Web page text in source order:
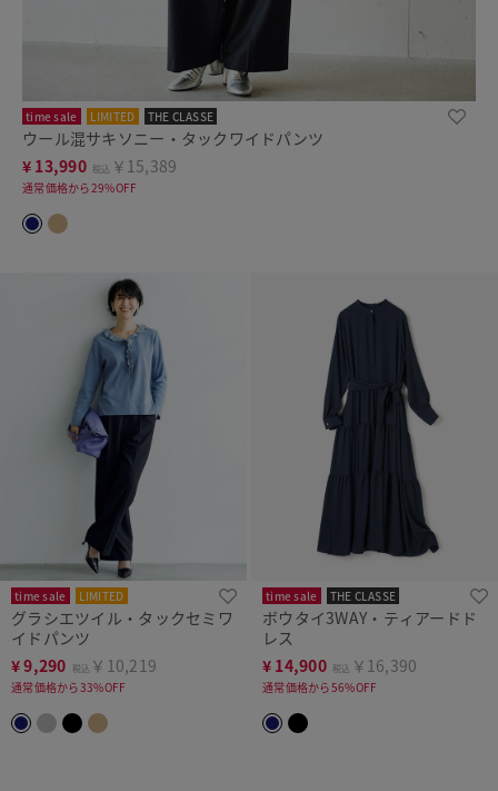
time sale LIMITED THE CLASSE
ウール混サキソニー・タックワイドパンツ
¥ 13,990 税込 ￥15,389
通常価格から29%OFF
time sale LIMITED
グラシエツイル・タックセミワ
イドパンツ
¥9,290 税込 ￥10,219
通常価格から33%OFF
time sale THE CLASSE
ボウタイ3WAY・ティアードド
レス
¥ 14,900 税込 ￥16,390
通常価格から56%OFF